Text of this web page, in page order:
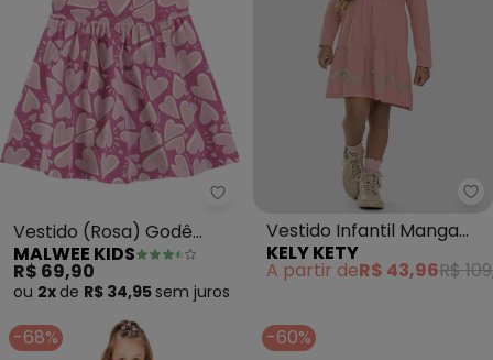
Malwee Kids - Vestido (Rosa)
Vestido (Rosa) Godê
Corações em Cotton
MALWEE KIDS
R$ 69,90
ou 2x de R$ 34,95 sem juros
Vestido Infantil Manga
Longa com Babados
(Rosa)
KELY KETY
A partir deR$ 43,96R$
-68% -60%